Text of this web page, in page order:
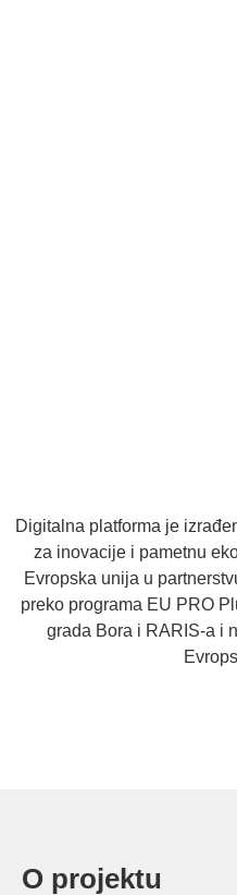
Digitalna platforma je
za inovacije i pametnu
Evropska unija u
preko programa EU PRO
grada Bora i RARIS-a i
O projektu